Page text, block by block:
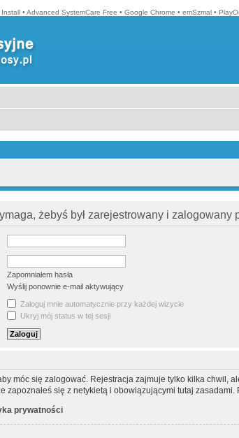
Install • Advanced SystemCare Free • Google Chrome • emSzmal •
żebyś był zarejestrowany i zalogowany
Zapomniałem hasła
Wyślij ponownie e-mail aktywujący
Zaloguj mnie automatycznie przy każdej wizycie
Ukryj mój status w tej sesji
móc się zalogować. Rejestracja zajmuje tylko kilka chwil,
zapoznałeś się z netykietą i obowiązującymi tutaj
prywatności